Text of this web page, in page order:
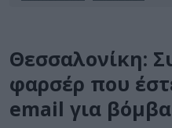
Θεσσαλονίκη:
φαρσέρ που
email για